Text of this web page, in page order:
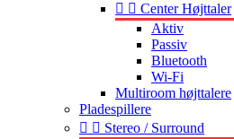
  Center Højttaler
Aktiv
Passiv
Bluetooth
Wi-Fi
Multiroom højttalere
Pladespillere
  Stereo / Surround